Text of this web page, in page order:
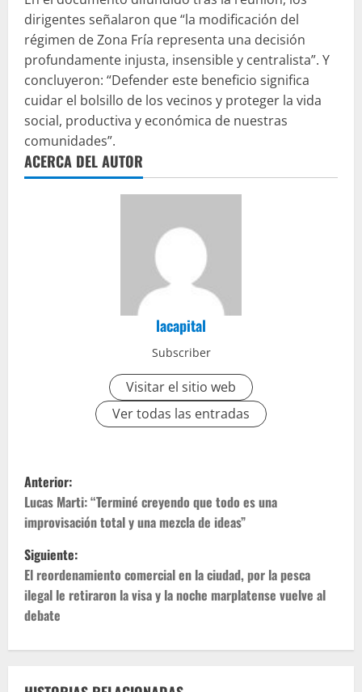
dirigentes señalaron que “la modificación del
régimen de Zona Fría representa una decisión
profundamente injusta, insensible y centralista”. Y
concluyeron: “Defender este beneficio significa
cuidar el bolsillo de los vecinos y proteger la vida
social, productiva y económica de nuestras
comunidades”.
ACERCA DEL AUTOR
lacapital
Subscriber
Visitar el sitio web
Ver todas las entradas
Anterior:
Lucas Marti: “Terminé creyendo que todo es una
improvisación total y una mezcla de ideas”
Siguiente:
El reordenamiento comercial en la ciudad, por la pesca
ilegal le retiraron la visa y la noche marplatense vuelve al
debate